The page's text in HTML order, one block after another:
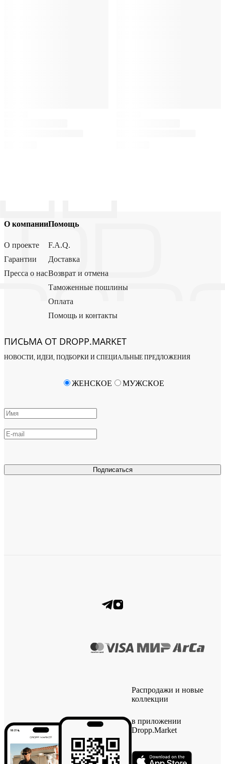
О компании
О проекте
Гарантии
Пресса о нас
Помощь
F.A.Q.
Доставка
Возврат и отмена
Таможенные пошлины
Оплата
Помощь и контакты
ПИСЬМА ОТ DROPP.MARKET
НОВОСТИ, ИДЕИ, ПОДБОРКИ И СПЕЦИАЛЬНЫЕ ПРЕДЛОЖЕНИЯ
Подписаться
ЖЕНСКОЕ МУЖСКОЕ
Распродажи и новые
коллекции
в приложении
Dropp.Market